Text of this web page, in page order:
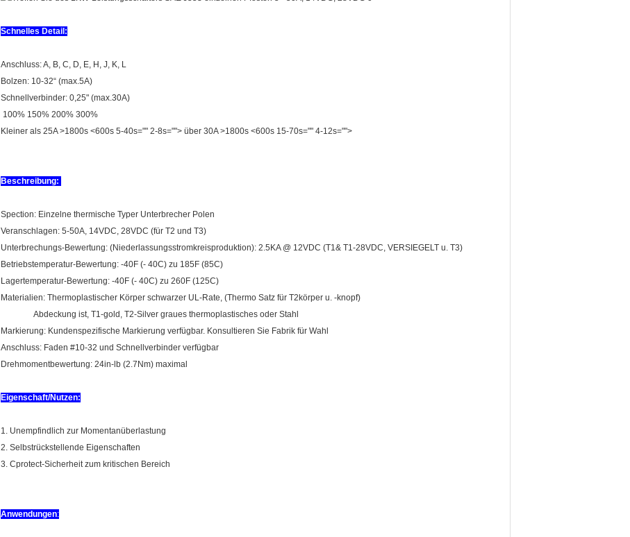
Schnelles Detail:
Anschluss: A, B, C, D, E, H, J, K, L
Bolzen: 10-32“ (max.5A)
Schnellverbinder: 0,25" (max.30A)
100% 150% 200% 300%
Kleiner als 25A >1800s <600s 5-40s="" 2-8s=""> über 30A >1800s <600s 15-70s="" 4-12s="">
Beschreibung:
Spection: Einzelne thermische Typer Unterbrecher Polen
Veranschlagen: 5-50A, 14VDC, 28VDC (für T2 und T3)
Unterbrechungs-Bewertung: (Niederlassungsstromkreisproduktion): 2.5KA @ 12VDC (T1& T1-28VDC, VERSIEGELT u. T3)
Betriebstemperatur-Bewertung: -40F (- 40C) zu 185F (85C)
Lagertemperatur-Bewertung: -40F (- 40C) zu 260F (125C)
Materialien: Thermoplastischer Körper schwarzer UL-Rate, (Thermo Satz für T2körper u. -knopf)
Abdeckung ist, T1-gold, T2-Silver graues thermoplastisches oder Stahl
Markierung: Kundenspezifische Markierung verfügbar. Konsultieren Sie Fabrik für Wahl
Anschluss: Faden #10-32 und Schnellverbinder verfügbar
Drehmomentbewertung: 24in-lb (2.7Nm) maximal
Eigenschaft/Nutzen:
1. Unempfindlich zur Momentanüberlastung
2. Selbstrückstellende Eigenschaften
3. Cprotect-Sicherheit zum kritischen Bereich
Anwendungen: